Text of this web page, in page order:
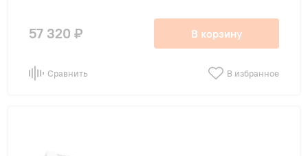
57 320 ₽ В корзину
Сравнить В избранное